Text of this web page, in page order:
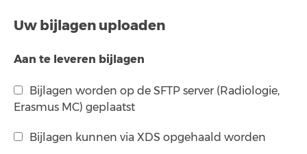
Uw bijlagen uploaden
Aan te leveren bijlagen
Bijlagen worden op de SFTP server (Radiologie,
Erasmus MC) geplaatst
Bijlagen kunnen via XDS opgehaald worden